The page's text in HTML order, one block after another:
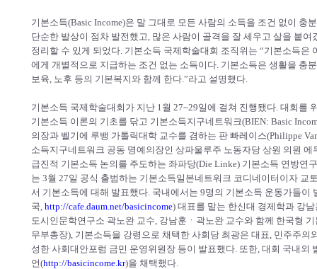
기본소득(Basic Income)은 말 그대로 모든 사람의 소득을 조건 없이 충
단순한 발상이 점차 발전했고, 많은 사람이 골격을 잘 세우고 살을 붙여
정리할 수 있게 되었다. 기본소득 국제학술대회 조직위는 “기본소득은
에게 개별적으로 지급하는 조건 없는 소득이다. 기본소득은 생활을 충
보육, 노후 등의 기본복지와 함께 한다.”라고 설명했다.
기본소득 국제학술대회가 지난 1월 27~29일에 걸쳐 진행됐다. 대회를
기본소득 이론의 기초를 닦고 기본소득지구네트워크(BIEN: Basic
의장과 벨기에 루뱅 가톨릭대학 교수를 겸하는 판 빠레이스(Philippe
소득지구네트워크 공동 명예의장인 상파울루주 노동자당 상원 의원
급진적 기본소득 논의를 주도하는 좌파당(Die Linke) 기본소득 연방연
는 3월 27일 공식 출범하는 기본소득일본네트워크 코디네이터이자 교
서 기본소득에 대해 발표했다. 국내에서는 9명의 기본소득 운동가들이
국, http://cafe.daum.net/basicincome) 대표를 맡는 한신대 경제학과 강
도시인문학연구소 곽노완 교수, 강남훈ㆍ곽노완 교수와 함께 한국형
무부총장), 기본소득을 강령으로 채택한 사회당 최광은 대표, 민주주
성한 사회대안포럼 금민 운영위원장 등이 발표했다. 또한, 대회 국내외
언(http://basicincome.kr)을 채택했다.